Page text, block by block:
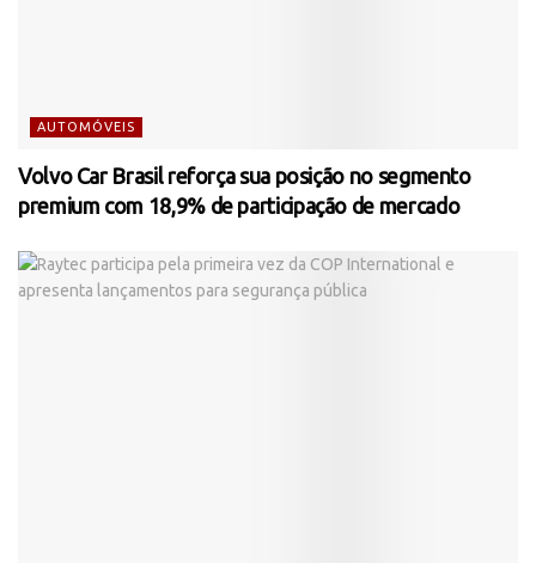
AUTOMÓVEIS
Volvo Car Brasil reforça sua posição no segmento
premium com 18,9% de participação de mercado